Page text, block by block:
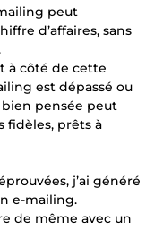
peut
d’affaires, sans
à côté de cette
est dépassé ou
pensée peut
fidèles, prêts à
j’ai généré
e-mailing.
de même avec un